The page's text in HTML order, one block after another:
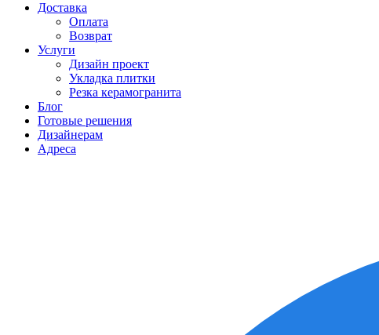
Доставка
Оплата
Возврат
Услуги
Дизайн проект
Укладка плитки
Резка керамогранита
Блог
Готовые решения
Дизайнерам
Адреса